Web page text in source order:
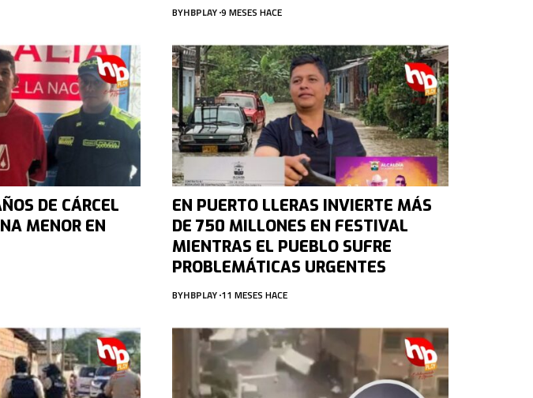
BYHBPLAY 9 MESES HACE
DE CÁRCEL
MENOR EN
EN PUERTO LLERAS INVIERTE MÁS
DE 750 MILLONES EN FESTIVAL
MIENTRAS EL PUEBLO SUFRE
PROBLEMÁTICAS URGENTES
BYHBPLAY 11 MESES HACE